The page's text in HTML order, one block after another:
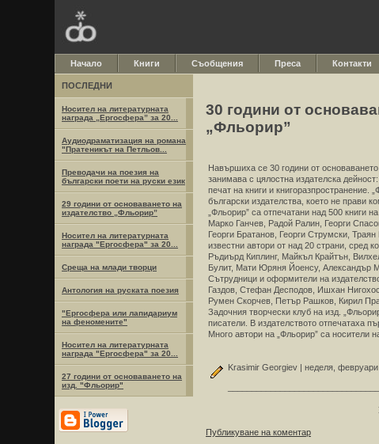
Начало Книги Съобщения Преса Контакти
ПОСЛЕДНИ
Носител на литературната
награда „Ергосфера” за 20...
Аудиодраматизация на романа
"Пратеникът на Петльов...
Преводачи на поезия на
български поети на руски език
29 години от основаването на
издателство „Фльорир”
Носител на литературната
награда "Ергосфера" за 20...
Среща на млади творци
Антология на руската поезия
"Ергосфера или лапидариум
на феномените"
Носител на литературната
награда "Ергосфера" за 20...
27 години от основаването на
изд. "Фльорир"
30 години от
„Фльорир”
Навършиха се 30 години от
занимава с цялостна издателска
печат на книги и книгоразпространение.
български издателства, което не прави
„Фльорир” са отпечатани над 500 книги
Марко Ганчев, Радой Ралин, Георги
Георги Братанов, Георги Струмски,
известни автори от над 20 страни, сред
Ръдиърд Киплинг, Майкъл Крайтън,
Булит, Мати Юряня Йоенсу, Александър
Сътрудници и оформители на
Газдов, Стефан Десподов, Ишхан
Румен Скорчев, Петър Рашков, Кирил
Задочния творчески клуб на изд.
писатели. В издателството отпечатаха
Много автори на „Фльорир” са носители
Krasimir Georgiev | неделя,
Публикуване на коментар